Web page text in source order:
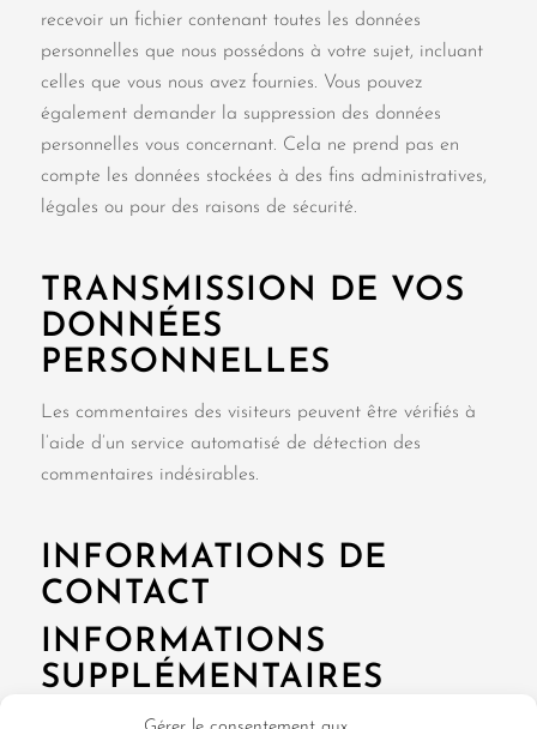
recevoir un fichier contenant toutes les données
personnelles que nous possédons à votre sujet, incluant
celles que vous nous avez fournies. Vous pouvez
également demander la suppression des données
personnelles vous concernant. Cela ne prend pas en
compte les données stockées à des fins administratives,
légales ou pour des raisons de sécurité.
TRANSMISSION DE VOS
DONNÉES
PERSONNELLES
Les commentaires des visiteurs peuvent être vérifiés à
l’aide d’un service automatisé de détection des
commentaires indésirables.
INFORMATIONS DE
CONTACT
INFORMATIONS
SUPPLÉMENTAIRES
COMMENT NOUS PROTÉGEONS VOS